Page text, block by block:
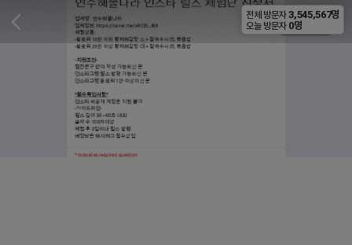
비공개
전체 방문자 3,545,567명
오늘 방문자 0명